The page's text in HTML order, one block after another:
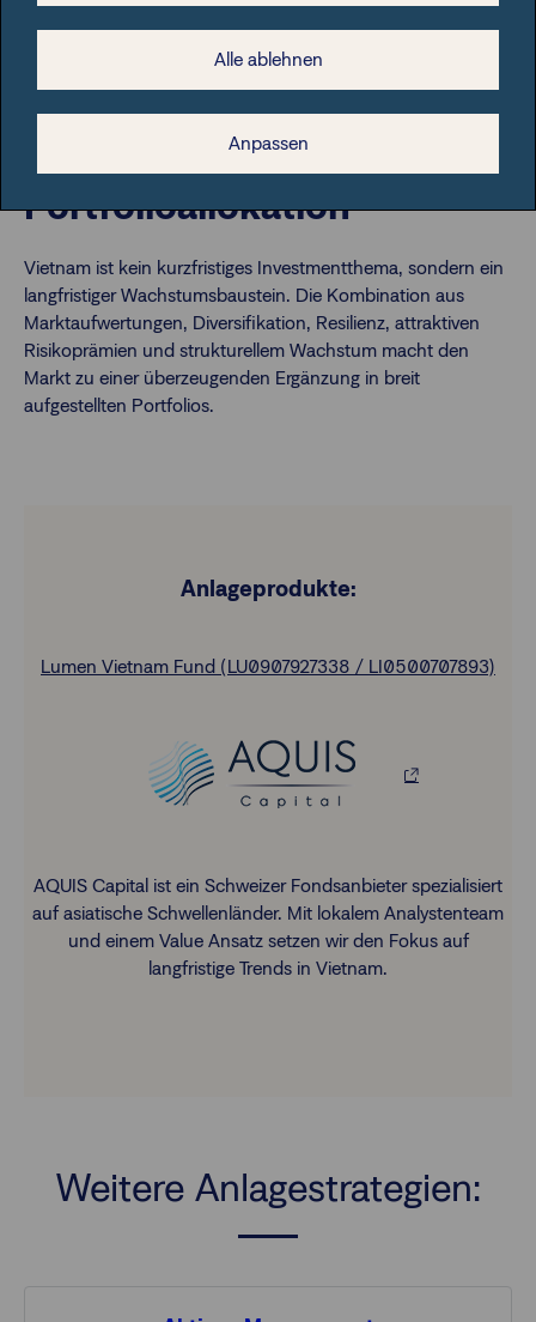
umweltfreundliche Produktionsstandards. Projekte wie
die Wirtschaft und machen Vietnam attraktiver für
langfristige Investoren.
Vietnam als strategische
Portfolioallokation
Vietnam ist kein kurzfristiges Investmentthema, sondern ein
langfristiger Wachstumsbaustein. Die Kombination aus
Marktaufwertungen, Diversifikation, Resilienz, attraktiven
Risikoprämien und strukturellem Wachstum macht den
Markt zu einer überzeugenden Ergänzung in breit
aufgestellten Portfolios.
Anlageprodukte:
Lumen Vietnam Fund (LU0907927338 / LI0500707893)
AQUIS Capital ist ein Schweizer Fondsanbieter spezialisiert
auf asiatische Schwellenländer. Mit lokalem Analystenteam
und einem Value Ansatz setzen wir den Fokus auf
langfristige Trends in Vietnam.
Weitere Anlagestrategien:
Alle ablehnen
Anpassen